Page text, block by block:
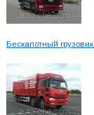
Бескапотный